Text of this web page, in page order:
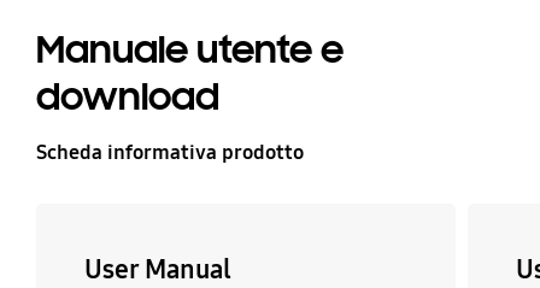
Manuale utente e
download
Scheda informativa prodotto
User Manual